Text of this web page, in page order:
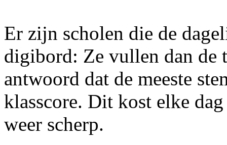
Er zijn scholen die de
digibord: Ze vullen dan de
antwoord dat de meeste
klasscore. Dit kost elke
weer scherp.